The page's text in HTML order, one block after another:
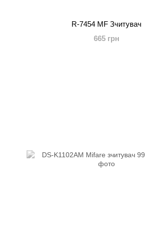
R-7454 MF Зчитувач
665 грн